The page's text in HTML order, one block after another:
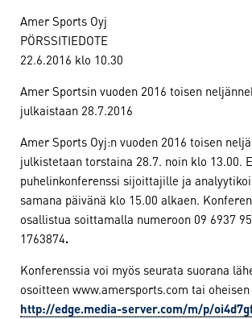
Amer Sports Oyj
PÖRSSITIEDOTE
22.6.2016 klo 10.30
Amer Sportsin vuoden 2016 toisen
julkaistaan 28.7.2016
Amer Sports Oyj:n vuoden 2016 toisen
julkistetaan torstaina 28.7. noin klo 13.00.
puhelinkonferenssi sijoittajille ja
samana päivänä klo 15.00 alkaen.
osallistua soittamalla numeroon 09 6937
1763874.
Konferenssia voi myös seurata suorana
osoitteen www.amersports.com tai
http://edge.media-server.com/m/p/